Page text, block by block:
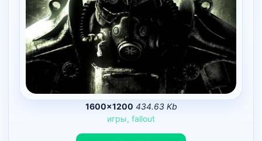
1600×1200 434.63 Kb
игры, fallout